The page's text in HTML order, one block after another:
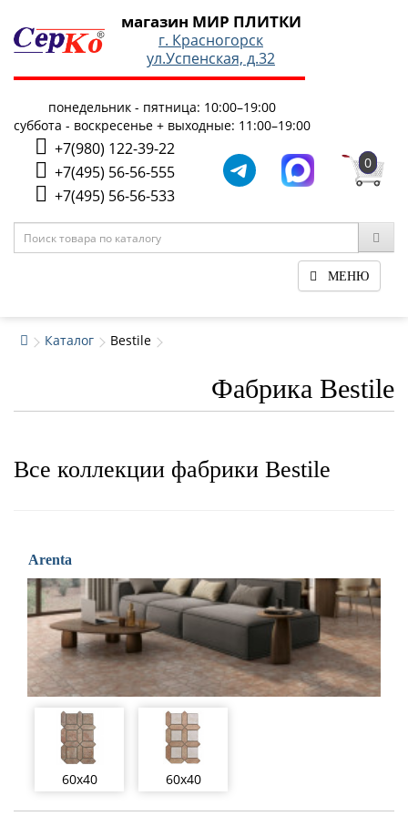
магазин МИР ПЛИТКИ
г. Красногорск
ул.Успенская, д.32
понедельник - пятница: 10:00–19:00
суббота - воскресенье + выходные: 11:00–19:00
+7(980) 122-39-22
+7(495) 56-56-555
+7(495) 56-56-533
0
МЕНЮ
Каталог Bestile
Фабрика Bestile
Все коллекции фабрики Bestile
Arenta
60x40 60x40